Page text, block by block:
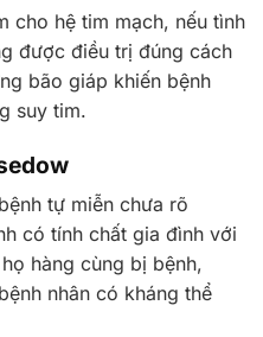
cho hệ tim mạch, nếu tình
được điều trị đúng cách
bão giáp khiến bệnh
suy tim.
tự miễn chưa rõ
có tính chất gia đình với
hàng cùng bị bệnh,
nhân có kháng thể